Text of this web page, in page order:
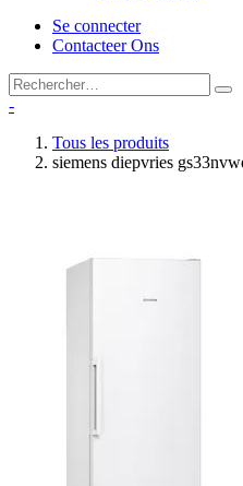
Se connecter
Contacteer Ons
-
Tous les produits
siemens diepvries